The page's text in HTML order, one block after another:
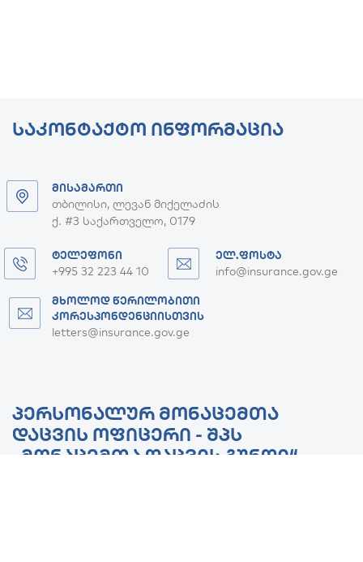
ᲡᲐᲙᲝᲜᲢᲐᲥᲢᲝ ᲘᲜᲤᲝᲠᲛᲐᲪᲘᲐ
ᲛᲘᲡᲐᲛᲐᲠᲗᲘ
თბილისი, ლევან მიქელაძის
ქ. #3 საქართველო, 0179
ᲢᲔᲚᲔᲤᲝᲜᲘ
+995 32 223 44 10
ᲔᲚ.ᲤᲝᲡᲢᲐ
info@insurance.gov.ge
ᲛᲮᲝᲚᲝᲓ ᲬᲔᲠᲘᲚᲝᲑᲘᲗᲘ
ᲙᲝᲠᲔᲡᲞᲝᲜᲓᲔᲜᲪᲘᲘᲡᲗᲕᲘᲡ
letters@insurance.gov.ge
ᲞᲔᲠᲡᲝᲜᲐᲚᲣᲠ ᲛᲝᲜᲐᲪᲔᲛᲗᲐ
ᲓᲐᲪᲕᲘᲡ ᲝᲤᲘᲪᲔᲠᲘ - ᲨᲞᲡ
„ᲛᲝᲜᲐᲪᲔᲛᲗᲐ ᲓᲐᲪᲕᲘᲡ ᲒᲣᲜᲓᲘ“